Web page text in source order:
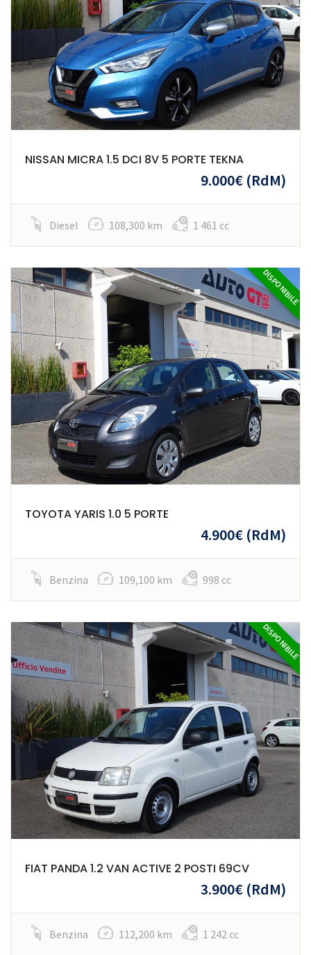
NISSAN MICRA 1.5 DCI 8V 5 PORTE TEKNA
9.000€ (RdM)
Diesel 108,300 km 1 461 cc
DISPONIBILE
TOYOTA YARIS 1.0 5 PORTE
4.900€ (RdM)
Benzina 109,100 km 998 cc
DISPONIBILE
FIAT PANDA 1.2 VAN ACTIVE 2 POSTI 69CV
3.900€ (RdM)
Benzina 112,200 km 1 242 cc